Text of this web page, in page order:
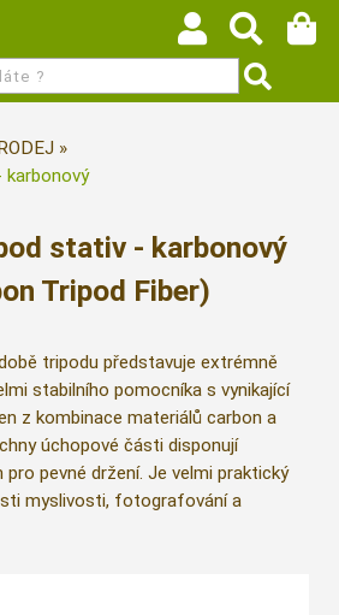
stativ - karbonový
Tripod Fiber)
tripodu představuje extrémně
stabilního pomocníka s vynikající
z kombinace materiálů carbon a
úchopové části disponují
pevné držení. Je velmi praktický
myslivosti, fotografování a